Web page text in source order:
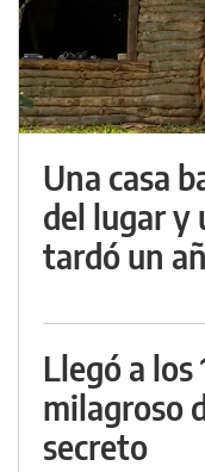
Una casa
del lugar y
tardó un
Llegó a los
milagroso
secreto